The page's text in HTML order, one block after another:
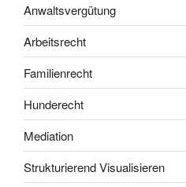
Anwaltsvergütung
Arbeitsrecht
Familienrecht
Hunderecht
Mediation
Strukturierend Visualisieren